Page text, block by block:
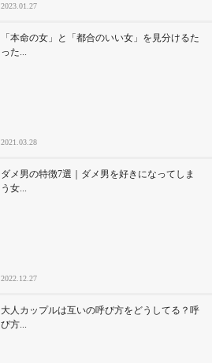
2023.01.27
「本命の女」と「都合のいい女」を見分けるた
った...
2021.03.28
ダメ男の特徴7選｜ダメ男を好きになってしま
う女...
2022.12.27
大人カップルは互いの呼び方をどうしてる？呼
び方...